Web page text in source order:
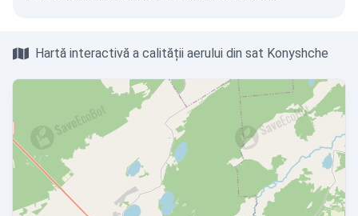
Hartă interactivă a calității aerului din sat Konyshche